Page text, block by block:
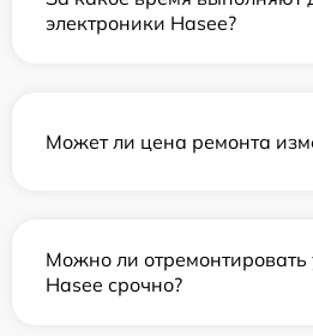
электроники Hasee?
Может ли цена ремонта
Можно ли отремонтировать
Hasee срочно?